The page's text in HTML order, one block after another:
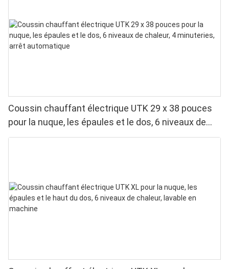
Coussin chauffant électrique UTK 29 x 38 pouces
pour la nuque, les épaules et le dos, 6 niveaux de
chaleur, 4 minuteries, arrêt automatique